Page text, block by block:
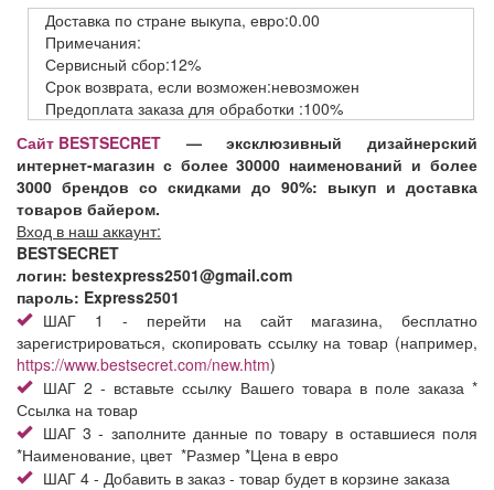
Доставка по стране выкупа, евро:0.00
Примечания:
Сервисный сбор:12%
Срок возврата, если возможен:невозможен
Предоплата заказа для обработки :100%
Сайт BESTSECRET — эксклюзивный дизайнерский
интернет-магазин с более 30000 наименований и более
3000 брендов со скидками до 90%: выкуп и доставка
товаров байером.
Вход в наш аккаунт:
BESTSECRET
логин: bestexpress2501@gmail.com
пароль: Express2501
ШАГ 1 - перейти на сайт магазина, бесплатно
зарегистрироваться, скопировать ссылку на товар (например,
https://www.bestsecret.com/new.htm)
ШАГ 2 - вставьте ссылку Вашего товара в поле заказа *
Ссылка на товар
ШАГ 3 - заполните данные по товару в оставшиеся поля
*Наименование, цвет *Размер *Цена в евро
ШАГ 4 - Добавить в заказ - товар будет в корзине заказа